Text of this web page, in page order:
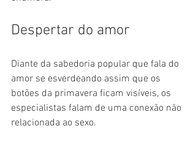
Despertar do amor
Diante da sabedoria popular que fala do
amor se esverdeando assim que os
botões da primavera ficam visíveis, os
especialistas falam de uma conexão não
relacionada ao sexo.